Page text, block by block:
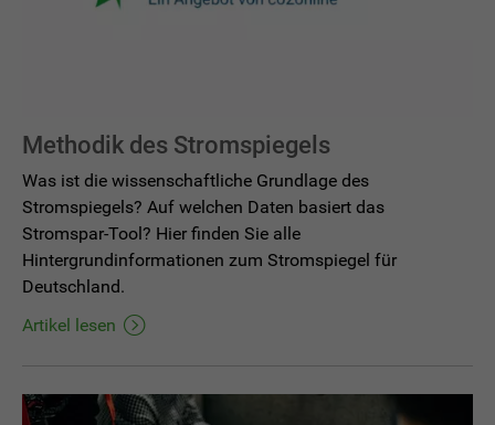
Methodik des Stromspiegels
Was ist die wissenschaftliche Grundlage des
Stromspiegels? Auf welchen Daten basiert das
Stromspar-Tool? Hier finden Sie alle
Hintergrundinformationen zum Stromspiegel für
Deutschland.
Artikel lesen